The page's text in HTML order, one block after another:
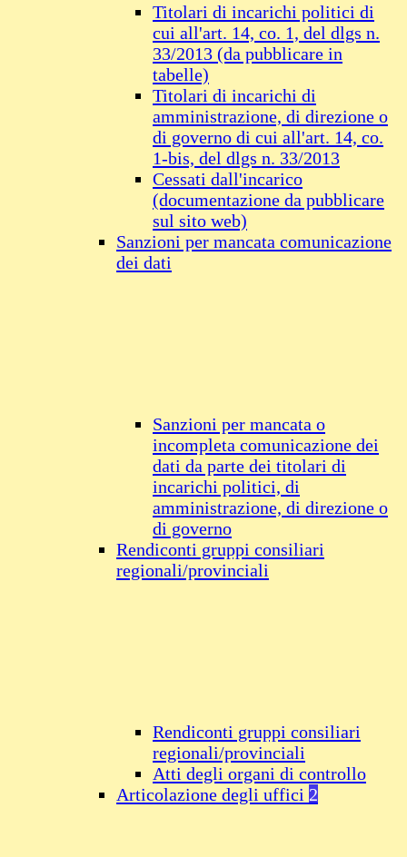
Titolari di incarichi politici di
cui all'art. 14, co. 1, del dlgs n.
33/2013 (da pubblicare in
tabelle)
Titolari di incarichi di
amministrazione, di direzione o
di governo di cui all'art. 14, co.
1-bis, del dlgs n. 33/2013
Cessati dall'incarico
(documentazione da pubblicare
sul sito web)
Sanzioni per mancata comunicazione
dei dati
Sanzioni per mancata o
incompleta comunicazione dei
dati da parte dei titolari di
incarichi politici, di
amministrazione, di direzione o
di governo
Rendiconti gruppi consiliari
regionali/provinciali
Rendiconti gruppi consiliari
regionali/provinciali
Atti degli organi di controllo
Articolazione degli uffici 2